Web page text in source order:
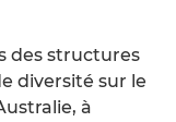
des structures
diversité sur le
à